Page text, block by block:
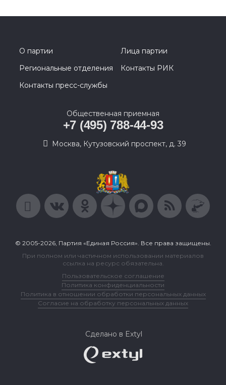
О партии
Лица партии
Региональные отделения
Контакты РИК
Контакты пресс-службы
Общественная приемная
+7 (495) 788-44-93
Москва, Кутузовский проспект, д. 39
© 2005-2026, Партия «Единая Россия». Все права защищены.
При полном или частичном использовании материалов
ссылка на ресурс обязательна.
Пользовательское соглашение
Политика конфиденциальности
Политика в отношении обработки персональных данных
Согласие на обработку персональных данных
Сделано в Extyl